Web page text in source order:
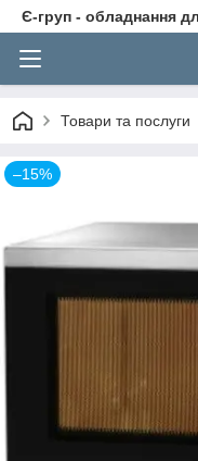
Є-груп - обладнання
Товари та послуги
–15%